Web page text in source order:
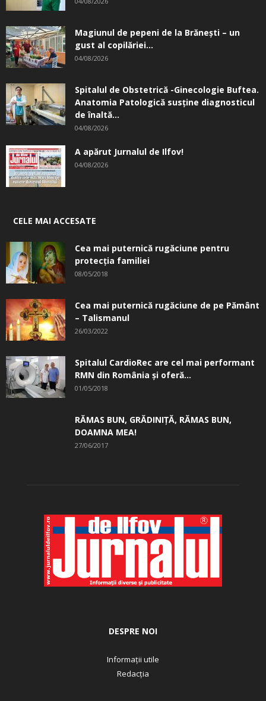
Magiunul de pepeni de la Brăneşti – un
gust al copilăriei...
04/08/2026
Spitalul de Obstetrică -Ginecologie Buftea.
Anatomia Patologică susţine diagnosticul
de înaltă...
04/08/2026
A apărut Jurnalul de Ilfov!
04/08/2026
CELE MAI ACCESATE
Cea mai puternică rugăciune pentru
protecția familiei
08/05/2018
Cea mai puternică rugăciune de pe Pământ
– Talismanul
26/03/2022
Spitalul CardioRec are cel mai performant
RMN din România și oferă...
01/05/2018
RĂMAS BUN, GRĂDINIŢĂ, ­RĂMAS BUN,
DOAMNA MEA!
27/06/2017
DESPRE NOI
Informații utile
Redacția